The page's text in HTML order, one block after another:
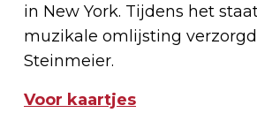
in New York. Tijdens het
muzikale omlijsting
Steinmeier.
Voor kaartjes